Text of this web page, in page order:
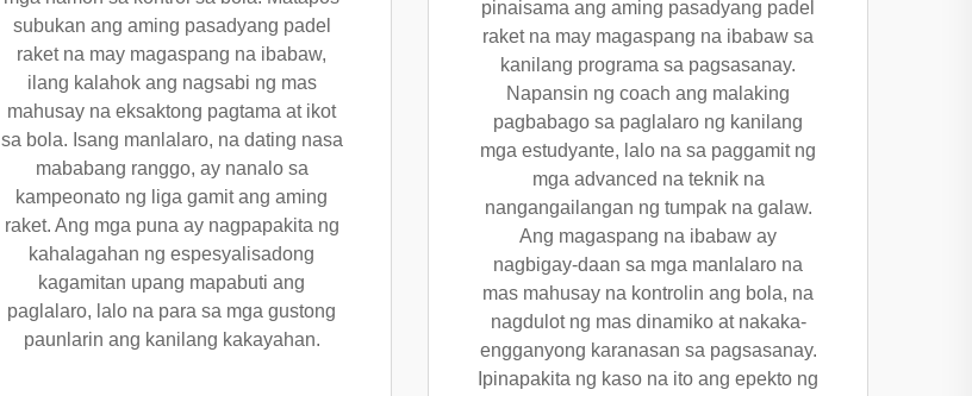
subukan ang aming pasadyang padel
raket na may magaspang na ibabaw,
ilang kalahok ang nagsabi ng mas
mahusay na eksaktong pagtama at ikot
sa bola. Isang manlalaro, na dating nasa
mababang ranggo, ay nanalo sa
kampeonato ng liga gamit ang aming
raket. Ang mga puna ay nagpapakita ng
kahalagahan ng espesyalisadong
kagamitan upang mapabuti ang
paglalaro, lalo na para sa mga gustong
paunlarin ang kanilang kakayahan.
pinaisama ang aming pasadyang padel
raket na may magaspang na ibabaw sa
kanilang programa sa pagsasanay.
Napansin ng coach ang malaking
pagbabago sa paglalaro ng kanilang
mga estudyante, lalo na sa paggamit ng
mga advanced na teknik na
nangangailangan ng tumpak na galaw.
Ang magaspang na ibabaw ay
nagbigay-daan sa mga manlalaro na
mas mahusay na kontrolin ang bola, na
nagdulot ng mas dinamiko at nakaka-
engganyong karanasan sa pagsasanay.
Ipinapakita ng kaso na ito ang epekto ng